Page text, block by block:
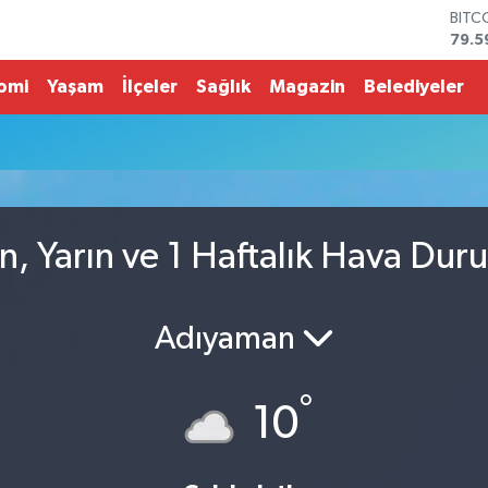
Yaşam İlçeler Sağlık Magazin Belediyeler
Yarın ve 1 Haftalık Hava
Adıyaman
10°